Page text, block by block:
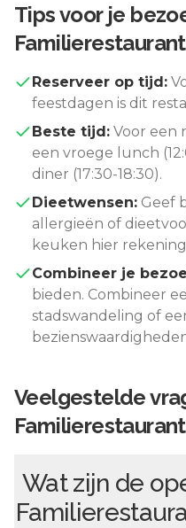
Tips voor je
Reserveer op tijd:
feestdagen is dit
Beste tijd: Voor een
een vroege lunch
diner (17:30-18:30).
Dieetwensen: Geef
allergieën of
keuken hier
Combineer je
bieden. Combineer
stadswandeling of
Veelgestelde
Wat zijn de